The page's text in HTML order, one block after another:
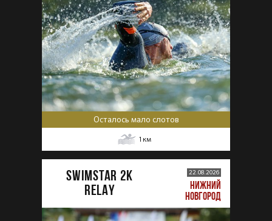
Осталось мало слотов
1 км
SWIMSTAR 2K
RELAY
22.08.2026
НИЖНИЙ
НОВГОРОД